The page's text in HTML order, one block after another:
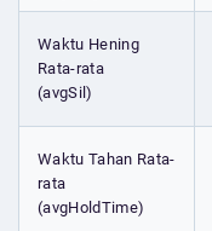
Waktu Hening
Rata-rata
(avgSil)
Waktu Tahan Rata-
rata
(avgHoldTime)